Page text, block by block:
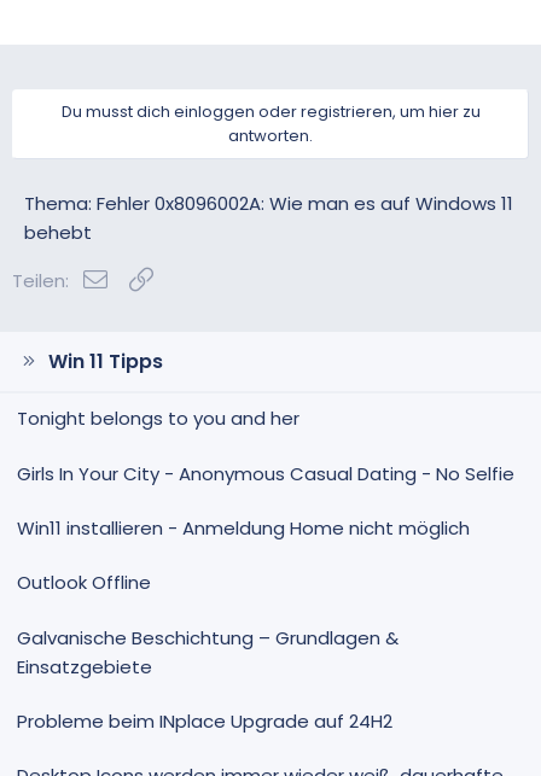
Du musst dich einloggen oder registrieren, um hier zu
antworten.
Thema: Fehler 0x8096002A: Wie man es auf Windows 11
behebt
Teilen:
E-Mail
Win 11 Tipps
Tonight belongs to you and her
Girls In Your City - Anonymous Casual Dating - No Selfie
Win11 installieren - Anmeldung Home nicht möglich
Outlook Offline
Galvanische Beschichtung – Grundlagen &
Einsatzgebiete
Probleme beim INplace Upgrade auf 24H2